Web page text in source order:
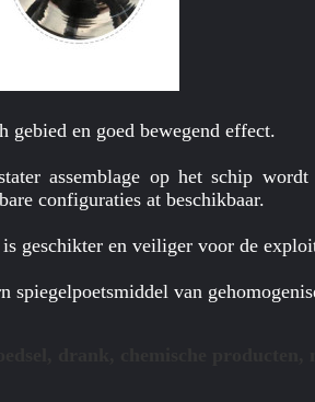
gebied en goed bewegend effect.
assemblage op het schip
configuraties at beschikbaar.
geschikter en veiliger voor de
van